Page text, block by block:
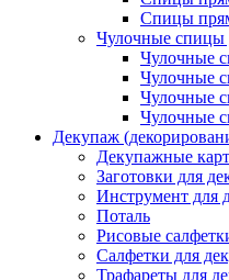
Спицы
Чулочные спицы
Чулочные
Чулочные
Чулочные
Чулочные
Декупаж
Декупажные
Заготовки для
Инструмент для
Поталь
Рисовые
Салфетки для
Трафареты для